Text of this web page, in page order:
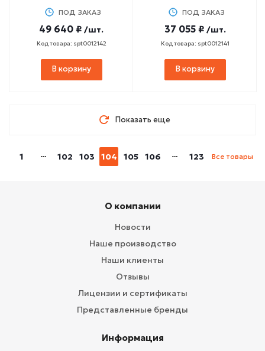
ПОД ЗАКАЗ
49 640 ₽ /шт.
Код товара: spt0012142
В корзину
ПОД ЗАКАЗ
37 055 ₽ /шт.
Код товара: spt0012141
В корзину
Показать еще
1 102 103 104 105 106 123 Все товары
О компании
Новости
Наше производство
Наши клиенты
Отзывы
Лицензии и сертификаты
Представленные бренды
Информация